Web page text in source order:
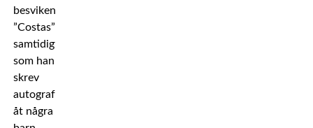
besviken
”Costas”
samtidigt
som han
skrev
autografer
åt några